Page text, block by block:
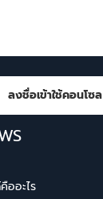
ลงชื่อเข้าใช้คอนโซล
ออะไร